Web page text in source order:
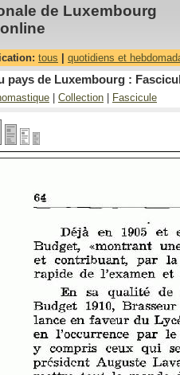
de Luxembourg
tous quotidiens et
pays de Luxembourg :
Collection Fascicule